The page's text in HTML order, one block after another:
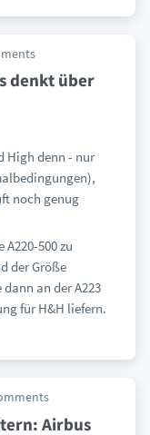
denkt über
High denn - nur
noch genug
500 zu
der Größe
an der A223
für H&H liefern.
Airbus